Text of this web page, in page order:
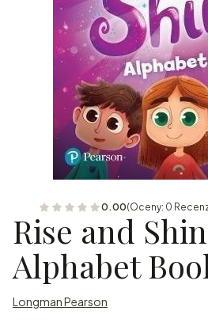
0.00(Oceny: 0
Rise and
Alphabet
Longman Pearson